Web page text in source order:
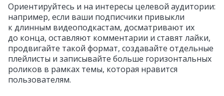
Ориентируйтесь и на интересы целевой аудитории:
например, если ваши подписчики привыкли
к длинным видеоподкастам, досматривают их
до конца, оставляют комментарии и ставят лайки,
продвигайте такой формат, создавайте отдельные
плейлисты и записывайте больше горизонтальных
роликов в рамках темы, которая нравится
пользователям.